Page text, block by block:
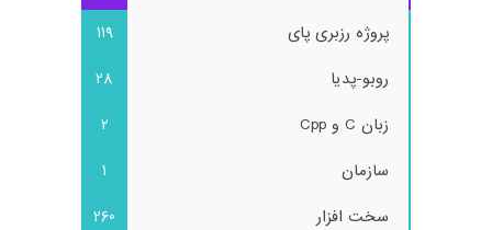
پروژه رزبری پای
119
روبو-پدیا
28
زبان C و Cpp
2
سازمان
1
سخت افزار
260